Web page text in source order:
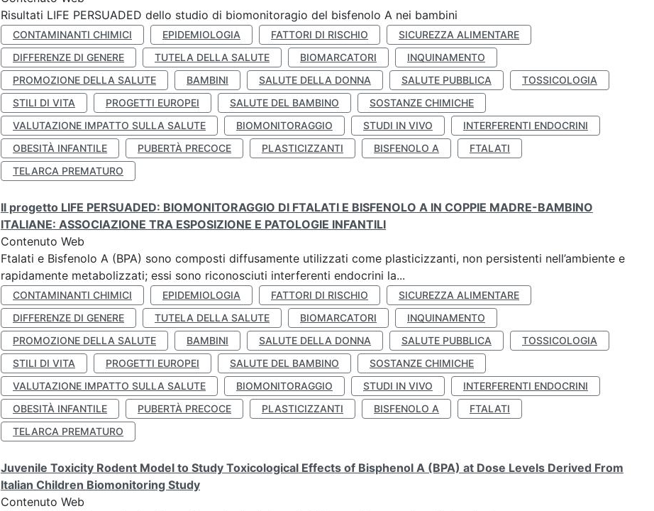
Risultati LIFE PERSUADED dello studio di biomonitoragio del bisfenolo A nei bambini
CONTAMINANTI CHIMICI EPIDEMIOLOGIA FATTORI DI RISCHIO
SICUREZZA ALIMENTARE
DIFFERENZE DI GENERE
TUTELA DELLA SALUTE BIOMARCATORI
INQUINAMENTO
PROMOZIONE DELLA SALUTE
BAMBINI SALUTE DELLA DONNA SALUTE PUBBLICA
TOSSICOLOGIA
STILI DI VITA
PROGETTI EUROPEI SALUTE DEL BAMBINO
SOSTANZE CHIMICHE
VALUTAZIONE IMPATTO SULLA SALUTE
BIOMONITORAGGIO STUDI IN VIVO
INTERFERENTI ENDOCRINI
OBESITÀ INFANTILE
PUBERTÀ PRECOCE PLASTICIZZANTI BISFENOLO A
FTALATI
TELARCA PREMATURO
Il progetto LIFE PERSUADED: BIOMONITORAGGIO DI FTALATI E BISFENOLO A IN COPPIE MADRE-BAMBINO
ITALIANE: ASSOCIAZIONE TRA ESPOSIZIONE E PATOLOGIE INFANTILI
Contenuto Web
Ftalati e Bisfenolo A (BPA) sono composti diffusamente utilizzati come plasticizzanti, non persistenti nell’ambiente e
rapidamente metabolizzati; essi sono riconosciuti interferenti endocrini la...
CONTAMINANTI CHIMICI EPIDEMIOLOGIA FATTORI DI RISCHIO
SICUREZZA ALIMENTARE
DIFFERENZE DI GENERE
TUTELA DELLA SALUTE BIOMARCATORI
INQUINAMENTO
PROMOZIONE DELLA SALUTE
BAMBINI SALUTE DELLA DONNA SALUTE PUBBLICA
TOSSICOLOGIA
STILI DI VITA
PROGETTI EUROPEI SALUTE DEL BAMBINO
SOSTANZE CHIMICHE
VALUTAZIONE IMPATTO SULLA SALUTE
BIOMONITORAGGIO STUDI IN VIVO
INTERFERENTI ENDOCRINI
OBESITÀ INFANTILE
PUBERTÀ PRECOCE PLASTICIZZANTI BISFENOLO A
FTALATI
TELARCA PREMATURO
Juvenile Toxicity Rodent Model to Study Toxicological Effects of Bisphenol A (BPA) at Dose Levels Derived From
Italian Children Biomonitoring Study
Contenuto Web